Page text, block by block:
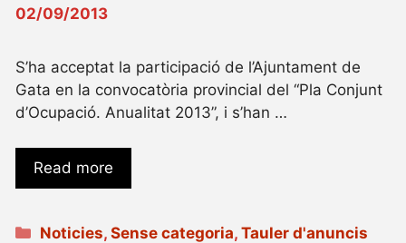
02/09/2013
S’ha acceptat la participació de l’Ajuntament de
Gata en la convocatòria provincial del “Pla Conjunt
d’Ocupació. Anualitat 2013”, i s’han …
Read more
Categories
Noticies,Sense categoria,Tauler d'anuncis